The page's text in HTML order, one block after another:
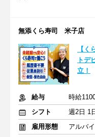
無添くら寿司 米子店
【
トデ
立！
給与
時給
シフト
週2日 1
雇用形態
アルバ